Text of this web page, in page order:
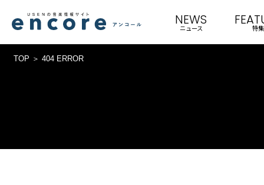
NEWS
ニュース 特集
TOP 404 ERROR